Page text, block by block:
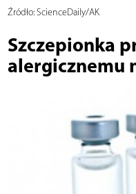
Źródło:ScienceDaily/AK
Szczepionka
alergicznemu